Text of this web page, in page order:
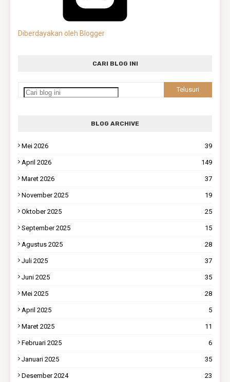
Diberdayakan oleh Blogger
CARI BLOG INI
BLOG ARCHIVE
Mei 2026 39
April 2026 149
Maret 2026 37
November 2025 19
Oktober 2025 25
September 2025 15
Agustus 2025 28
Juli 2025 37
Juni 2025 35
Mei 2025 28
April 2025 5
Maret 2025 11
Februari 2025 6
Januari 2025 35
Desember 2024 23